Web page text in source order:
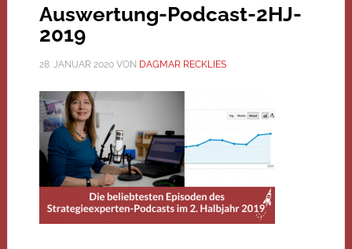
Auswertung-Podcast-2HJ-
2019
28. JANUAR 2020VON DAGMAR RECKLIES